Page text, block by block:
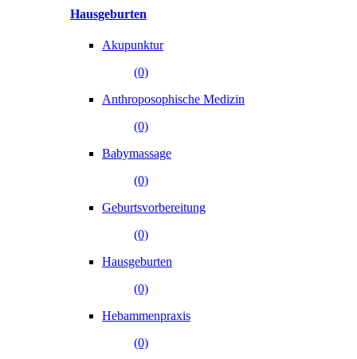
Hausgeburten
Akupunktur
(0)
Anthroposophische Medizin
(0)
Babymassage
(0)
Geburtsvorbereitung
(0)
Hausgeburten
(0)
Hebammenpraxis
(0)